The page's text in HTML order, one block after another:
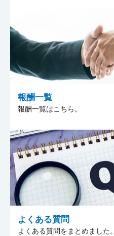
報酬一覧
報酬一覧はこちら。
よくある質問
よくある質問をまとめました。